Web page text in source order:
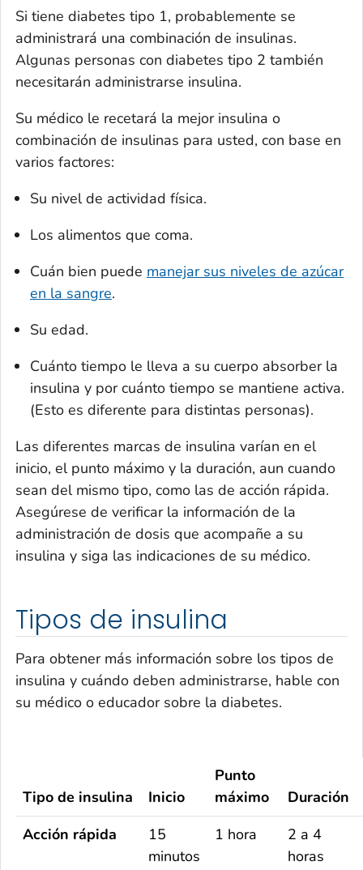
Si tiene diabetes tipo 1, probablemente se
administrará una combinación de insulinas.
Algunas personas con diabetes tipo 2 también
necesitarán administrarse insulina.
Su médico le recetará la mejor insulina o
combinación de insulinas para usted, con base en
varios factores:
Su nivel de actividad física.
Los alimentos que coma.
Cuán bien puede manejar sus niveles de azúcar
en la sangre.
Su edad.
Cuánto tiempo le lleva a su cuerpo absorber la
insulina y por cuánto tiempo se mantiene activa.
(Esto es diferente para distintas personas).
Las diferentes marcas de insulina varían en el
inicio, el punto máximo y la duración, aun cuando
sean del mismo tipo, como las de acción rápida.
Asegúrese de verificar la información de la
administración de dosis que acompañe a su
insulina y siga las indicaciones de su médico.
Tipos de insulina
Para obtener más información sobre los tipos de
insulina y cuándo deben administrarse, hable con
su médico o educador sobre la diabetes.
Tipo de insulina Inicio
Punto
máximo
Duración
Acción rápida
15
minutos
1 hora
2 a 4
horas